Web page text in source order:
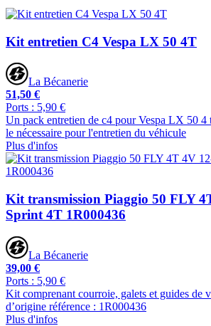
Kit entretien C4 Vespa LX 50 4T
La Bécanerie
51,50 €
Ports : 5,90 €
Un pack entretien de c4 pour Vespa LX 50 4
le nécessaire pour l'entretien du véhicule
Plus d'infos
Kit transmission Piaggio 50 FLY
Sprint 4T 1R000436
La Bécanerie
39,00 €
Ports : 5,90 €
Kit comprenant courroie, galets et guides de
d’origine référence : 1R000436
Plus d'infos